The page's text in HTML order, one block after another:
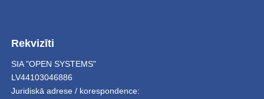
Rekvizīti
SIA "OPEN SYSTEMS"
LV44103046886
Juridiskā adrese / korespondence: